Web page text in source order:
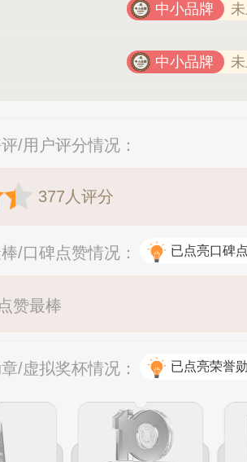
中小品牌
中小品牌
/用户评分情况：
377 人评分
/口碑点赞情况： 已点亮口碑
点赞最棒
/虚拟奖杯情况： 已点亮荣誉